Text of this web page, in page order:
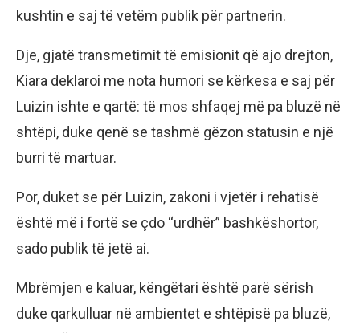
kushtin e saj të vetëm publik për partnerin.
Dje, gjatë transmetimit të emisionit që ajo drejton,
Kiara deklaroi me nota humori se kërkesa e saj për
Luizin ishte e qartë: të mos shfaqej më pa bluzë në
shtëpi, duke qenë se tashmë gëzon statusin e një
burri të martuar.
Por, duket se për Luizin, zakoni i vjetër i rehatisë
është më i fortë se çdo “urdhër” bashkëshortor,
sado publik të jetë ai.
Mbrëmjen e kaluar, këngëtari është parë sërish
duke qarkulluar në ambientet e shtëpisë pa bluzë,